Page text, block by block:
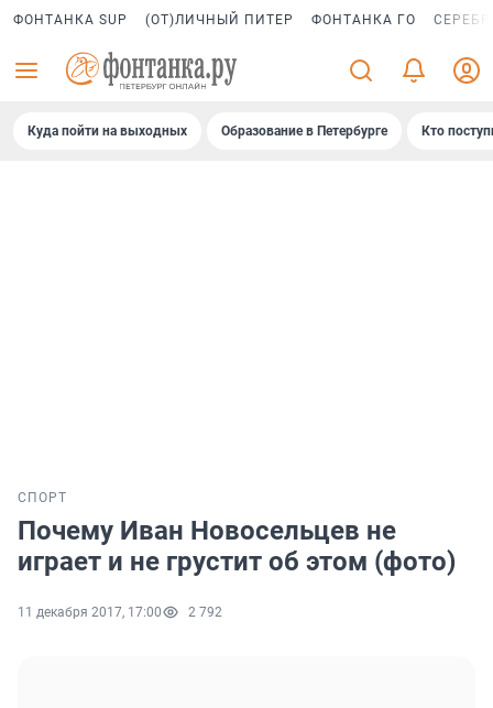
ФОНТАНКА SUP (ОТ)ЛИЧНЫЙ ПИТЕР ФОНТАНКА ГО
Куда пойти на выходных Образование в Петербурге Кто
СПОРТ
Почему Иван Новосельцев не
играет и не грустит об этом (фото)
11 декабря 2017, 17:00 2 792